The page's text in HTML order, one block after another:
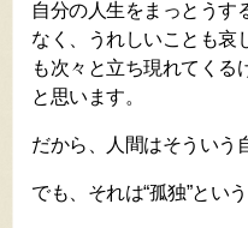
自分の人生をまっとうす
なく、うれしいことも哀
も次々と立ち現れてくる
と思います。
だから、人間はそういう
でも、それは“孤独”とい